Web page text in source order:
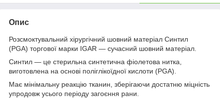
Опис
Розсмоктувальний хірургічний шовний матеріал Синтил
(PGA) торгової марки IGAR — сучасний шовний матеріал.
Синтил — це стерильна синтетична фіолетова нитка,
виготовлена на основі поліглікоїдної кислоти (PGA).
Має мінімальну реакцію тканин, зберігаючи достатню міцність
упродовж усього періоду загоєння рани.